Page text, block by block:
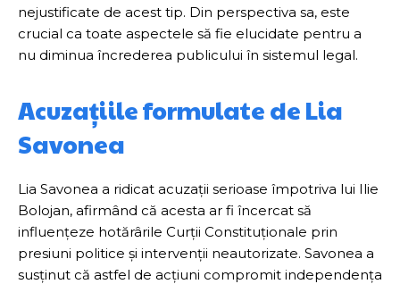
nejustificate de acest tip. Din perspectiva sa, este
crucial ca toate aspectele să fie elucidate pentru a
nu diminua încrederea publicului în sistemul legal.
Acuzațiile formulate de Lia
Savonea
Lia Savonea a ridicat acuzații serioase împotriva lui Ilie
Bolojan, afirmând că acesta ar fi încercat să
influențeze hotărârile Curții Constituționale prin
presiuni politice și intervenții neautorizate. Savonea a
susținut că astfel de acțiuni compromit independența